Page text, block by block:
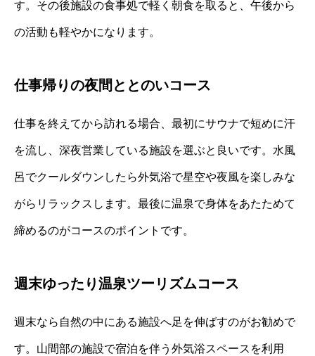
す。その後施設の食事処で軽く朝食を取ると、午後から
の活動も軽やかになります。
仕事帰りの夜間ととのいコース
仕事を終えてから訪れる場合、最初にサウナで短めに汗
を流し、深夜営業している施設を選ぶと良いです。水風
呂でクールダウンしたら外気浴で星空や夜風を楽しみな
がらリラックスします。最後に温泉で身体をあたためて
締めるのがコースのポイントです。
週末ゆったり温泉ツーリズムコース
週末なら自然の中にある施設へ足を伸ばすのがお勧めで
す。山間部の施設で宿泊を伴う外気浴スペースを利用